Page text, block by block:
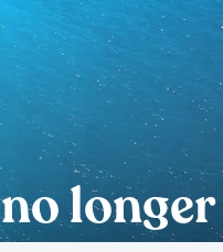
Gran Canary
Tenerife
Lanzarote
Fuerteventura
All locations